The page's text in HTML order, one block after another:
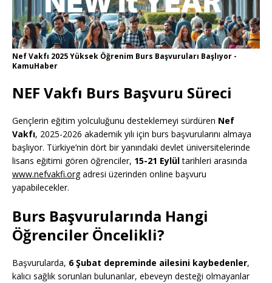
Nef Vakfı 2025 Yüksek Öğrenim Burs Başvuruları Başlıyor -
KamuHaber
NEF Vakfı Burs Başvuru Süreci
Gençlerin eğitim yolculuğunu desteklemeyi sürdüren Nef
Vakfı, 2025-2026 akademik yılı için burs başvurularını almaya
başlıyor. Türkiye’nin dört bir yanındaki devlet üniversitelerinde
lisans eğitimi gören öğrenciler, 15-21 Eylültarihleri arasında
www.nefvakfi.orgadresi üzerinden online başvuru
yapabilecekler.
Burs Başvurularında Hangi
Öğrenciler Öncelikli?
Başvurularda, 6 Şubat depreminde ailesini kaybedenler,
kalıcı sağlık sorunları bulunanlar, ebeveyn desteği olmayanlar